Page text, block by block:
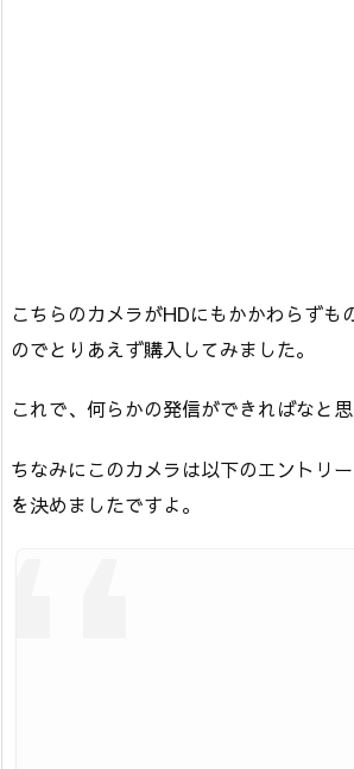
こちらのカメラがHDにもかかわらずも
のでとりあえず購入してみました。
これで、何らかの発信ができればなと思
ちなみにこのカメラは以下のエントリ
を決めましたですよ。